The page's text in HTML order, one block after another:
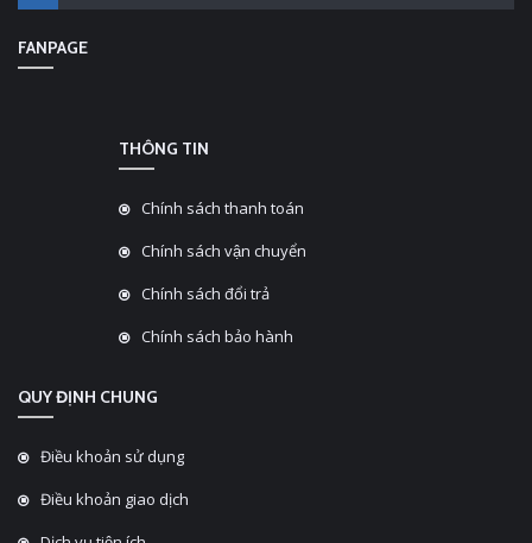
FANPAGE
THÔNG TIN
Chính sách thanh toán
Chính sách vận chuyển
Chính sách đổi trả
Chính sách bảo hành
QUY ĐỊNH CHUNG
Điều khoản sử dụng
Điều khoản giao dịch